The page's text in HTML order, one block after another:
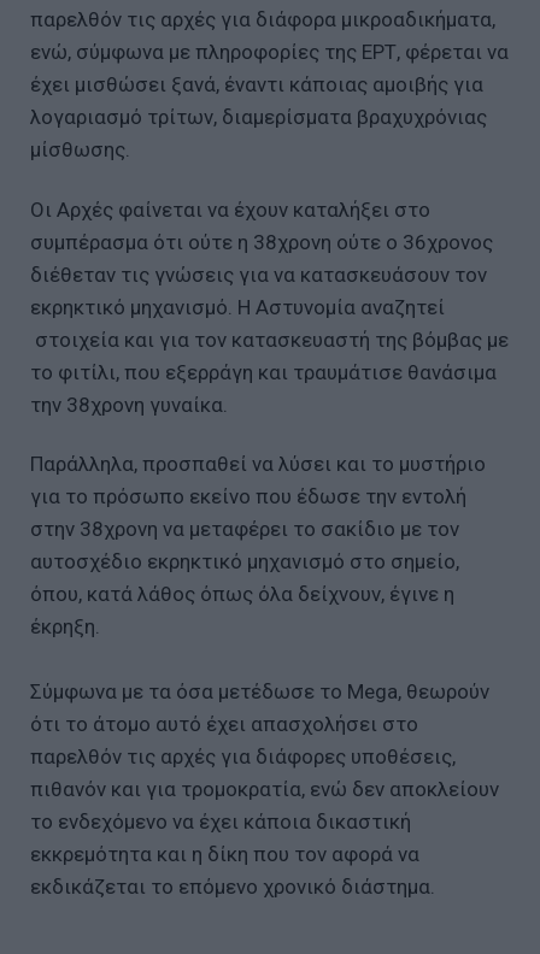
παρελθόν τις αρχές για διάφορα μικροαδικήματα,
ενώ, σύμφωνα με πληροφορίες της ΕΡΤ, φέρεται να
έχει μισθώσει ξανά, έναντι κάποιας αμοιβής για
λογαριασμό τρίτων, διαμερίσματα βραχυχρόνιας
μίσθωσης.
Οι Αρχές φαίνεται να έχουν καταλήξει στο
συμπέρασμα ότι ούτε η 38χρονη ούτε ο 36χρονος
διέθεταν τις γνώσεις για να κατασκευάσουν τον
εκρηκτικό μηχανισμό. Η Αστυνομία αναζητεί
στοιχεία και για τον κατασκευαστή της βόμβας με
το φιτίλι, που εξερράγη και τραυμάτισε θανάσιμα
την 38χρονη γυναίκα.
Παράλληλα, προσπαθεί να λύσει και το μυστήριο
για το πρόσωπο εκείνο που έδωσε την εντολή
στην 38χρονη να μεταφέρει το σακίδιο με τον
αυτοσχέδιο εκρηκτικό μηχανισμό στο σημείο,
όπου, κατά λάθος όπως όλα δείχνουν, έγινε η
έκρηξη.
Σύμφωνα με τα όσα μετέδωσε το Mega, θεωρούν
ότι το άτομο αυτό έχει απασχολήσει στο
παρελθόν τις αρχές για διάφορες υποθέσεις,
πιθανόν και για τρομοκρατία, ενώ δεν αποκλείουν
το ενδεχόμενο να έχει κάποια δικαστική
εκκρεμότητα και η δίκη που τον αφορά να
εκδικάζεται το επόμενο χρονικό διάστημα.